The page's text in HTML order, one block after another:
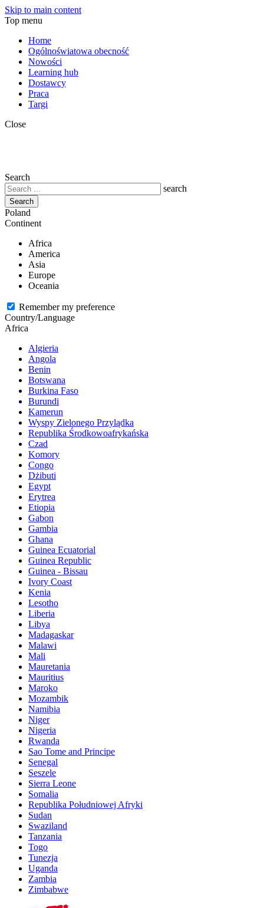
Skip to main content
Top menu
Home
Ogólnoświatowa obecność
Nowości
Learning hub
Dostawcy
Praca
Targi
Close
Search
search
Poland
Continent
Africa
America
Asia
Europe
Oceania
Remember my preference
Country/Language
Africa
Algieria
Angola
Benin
Botswana
Burkina Faso
Burundi
Kamerun
Wyspy Zielonego Przylądka
Republika Środkowoafrykańska
Czad
Komory
Congo
Dżibuti
Egypt
Erytrea
Etiopia
Gabon
Gambia
Ghana
Guinea Ecuatorial
Guinea Republic
Guinea - Bissau
Ivory Coast
Kenia
Lesotho
Liberia
Libya
Madagaskar
Malawi
Mali
Mauretania
Mauritius
Maroko
Mozambik
Namibia
Niger
Nigeria
Rwanda
Sao Tome and Principe
Senegal
Seszele
Sierra Leone
Somalia
Republika Południowej Afryki
Sudan
Swaziland
Tanzania
Togo
Tunezja
Uganda
Zambia
Zimbabwe